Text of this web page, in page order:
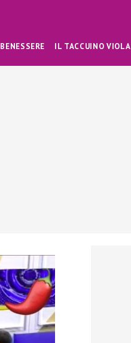
BENESSERE IL TACCUINO VIOLA